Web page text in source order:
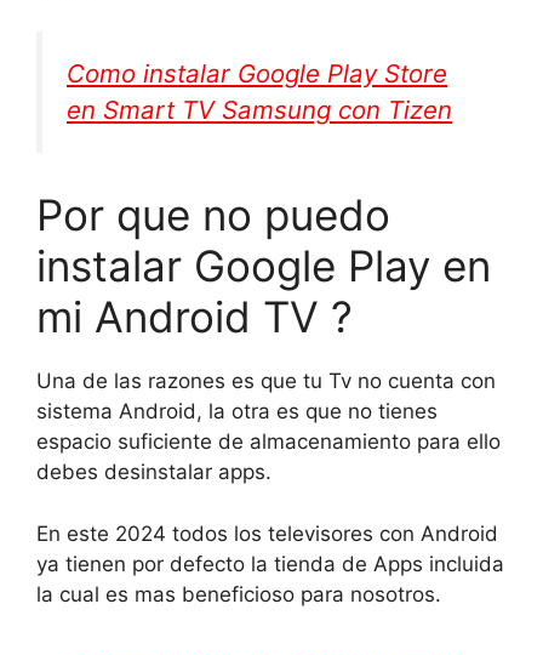
Como instalar Google Play Store
en Smart TV Samsung con Tizen
Por que no puedo
instalar Google Play en
mi Android TV ?
Una de las razones es que tu Tv no cuenta con
sistema Android, la otra es que no tienes
espacio suficiente de almacenamiento para ello
debes desinstalar apps.
En este 2024 todos los televisores con Android
ya tienen por defecto la tienda de Apps incluida
la cual es mas beneficioso para nosotros.